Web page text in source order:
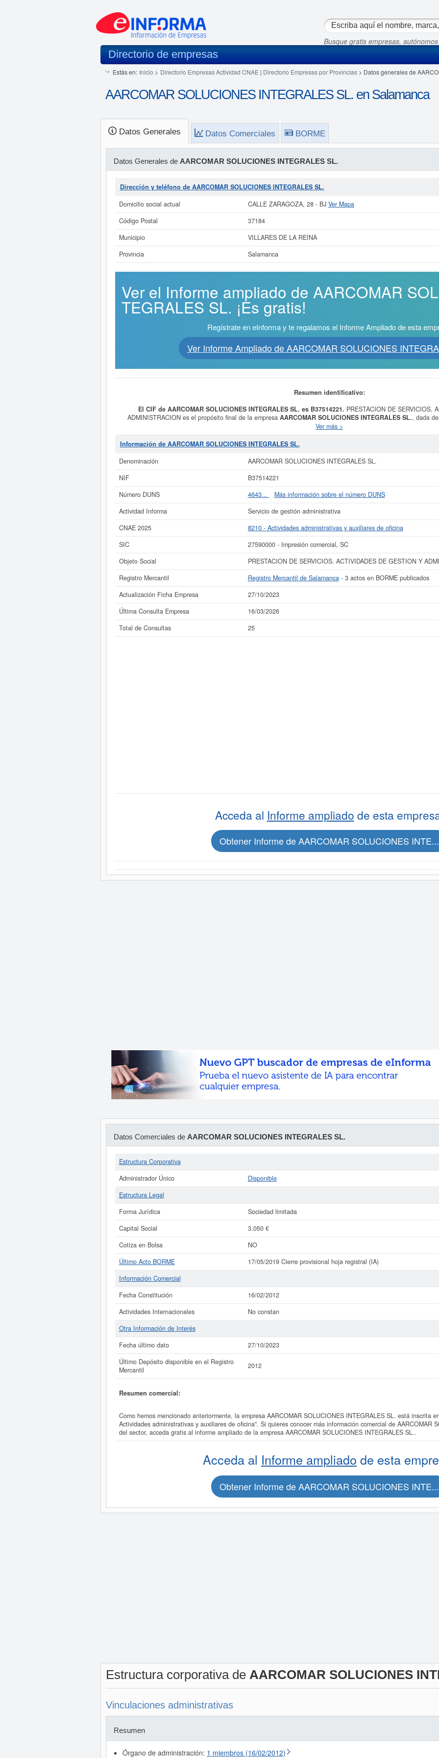
Busque gratis empresas,
Directorio de empresas
Estás en: Inicio > Directorio Empresas Actividad CNAE | Directorio Empresas por Provincias> Datos generales de
AARCOMAR SOLUCIONES INTEGRALES SL. en Salamanca
Datos Generales Datos Comerciales BORME
Datos Generales de AARCOMAR SOLUCIONES INTEGRALES SL.
Dirección y teléfono de AARCOMAR SOLUCIONES INTEGRALES SL.
Domicilio social actual
CALLE ZARAGOZA, 28 - BJ Ver Mapa
Código Postal
37184
Municipio
VILLARES DE LA REINA
Provincia
Salamanca
Ver el Informe ampliado de AARCOMAR
TEGRALES SL. ¡Es gratis!
Regístrate en eInforma y te regalamos el Informe Ampliado de esta
Ver Informe Ampliado de AARCOMAR SOLUCIONES
Resumen identificativo:
El CIF de AARCOMAR SOLUCIONES INTEGRALES SL. es B37514221. PRESTACION DE SERVICIOS.
ADMINISTRACION es el propósito final de la empresa AARCOMAR SOLUCIONES INTEGRALES SL., dada
correspondiente es 8210 - Actividades administrativas y auxiliares de oficina. Los digitos correspondientes
SOLUCIONES INTEGRALES SL.son 27590000. La consulta más reciente de la ficha de esta empresa ha sido
consultas. Esta empresa y las similares de su sector pueden pedir algunas subvenciones. Si desea saber cuales
alta en el Registro Mercantil de Salamanca y tiene 3 actos publicados en el
Si está interesado en conocer más datos de la empresa AARCOMAR SOLUCIONES INTEGRALES SL. puede
ampliado
de AARCOMAR SOLUCIONES INTEGRALES SL. y consultar los resultados de sus años de actividad,
resultados disponibles.
La última actualización del informe de empresa se ha realizado el 27/10/2023.
Ver más >
Información de AARCOMAR SOLUCIONES INTEGRALES SL.
Denominación
AARCOMAR SOLUCIONES INTEGRALES SL.
NIF
B37514221
Número DUNS
4643...
Más información sobre el número DUNS
Actividad Informa
Servicio de gestión administrativa
CNAE 2025
8210 - Actividades administrativas y auxiliares de oficina
SIC
27590000 - Impresión comercial, SC
Objeto Social
PRESTACION DE SERVICIOS. ACTIVIDADES DE GESTION Y
Registro Mercantil
Registro Mercantil de Salamanca- 3 actos en BORME publicados
Actualización Ficha Empresa
27/10/2023
Última Consulta Empresa
16/03/2026
Total de Consultas
25
Acceda al Informe ampliado de esta
Obtener Informe de AARCOMAR SOLUCIONES INTE...
Datos Comerciales de AARCOMAR SOLUCIONES INTEGRALES SL.
Estructura Corporativa
Administrador Único
Disponible
Estructura Legal
Forma Jurídica
Sociedad limitada
Capital Social
3.050 €
Cotiza en Bolsa
NO
Último Acto BORME
17/05/2019 Cierre provisional hoja registral (IA)
Información Comercial
Fecha Constitución
16/02/2012
Actividades Internacionales
No constan
Otra Información de Interés
Fecha último dato
27/10/2023
Último Depósito disponible en el Registro
Mercantil
2012
Resumen comercial:
Como hemos mencionado anteriormente, la empresa AARCOMAR SOLUCIONES INTEGRALES SL. está inscrita
Actividades administrativas y auxiliares de oficina". Si quieres conocer más información comercial de AARCOMAR
del sector, acceda gratis al informe ampliado de la empresa AARCOMAR SOLUCIONES INTEGRALES SL..
Acceda al Informe ampliado de esta
Obtener Informe de AARCOMAR SOLUCIONES INTE...
Estructura corporativa de AARCOMAR SOLUCIONES
Vinculaciones administrativas
Resumen
Órgano de administración: 1 miembros (16/02/2012)